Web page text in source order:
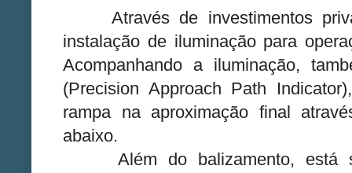
Através de investimentos
instalação de iluminação para
Acompanhando a iluminação,
(Precision Approach Path
rampa na aproximação final
abaixo.
Além do balizamento, está